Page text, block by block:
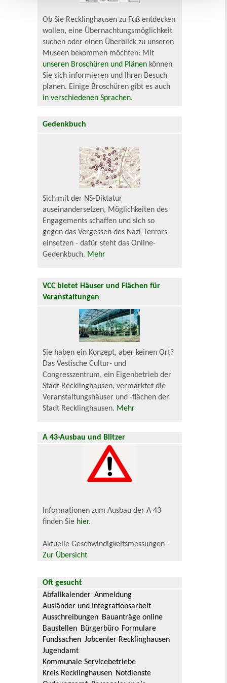
Ob Sie Recklinghausen zu Fuß entdecken
wollen, eine Übernachtungsmöglichkeit
suchen oder einen Überblick zu unseren
Museen bekommen möchten: Mit
unseren Broschüren und Plänen können
Sie sich informieren und Ihren Besuch
planen. Einige Broschüren gibt es auch
in verschiedenen Sprachen.
Gedenkbuch
Sich mit der NS-Diktatur
auseinandersetzen, Möglichkeiten des
Engagements schaffen und sich so
gegen das Vergessen des Nazi-Terrors
einsetzen - dafür steht das Online-
Gedenkbuch. Mehr
VCC bietet Häuser und Flächen für
Veranstaltungen
Sie haben ein Konzept, aber keinen Ort?
Das Vestische Cultur- und
Congresszentrum, ein Eigenbetrieb der
Stadt Recklinghausen, vermarktet die
Veranstaltungshäuser und -flächen der
Stadt Recklinghausen. Mehr
A 43-Ausbau und Blitzer
Informationen zum Ausbau der A 43
finden Sie hier.
Aktuelle Geschwindigkeitsmessungen -
Zur Übersicht
Oft gesucht
Abfallkalender Anmeldung
Ausländer und Integrationsarbeit
Ausschreibungen Bauanträge online
Baustellen Bürgerbüro Formulare
Fundsachen Jobcenter Recklinghausen
Jugendamt
Kommunale Servicebetriebe
Kreis Recklinghausen Notdienste